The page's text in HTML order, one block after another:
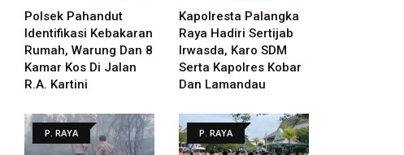
Polsek Pahandut
Identifikasi Kebakaran
Rumah, Warung Dan 8
Kamar Kos Di Jalan
R.A. Kartini
Kapolresta Palangka
Raya Hadiri Sertijab
Irwasda, Karo SDM
Serta Kapolres Kobar
Dan Lamandau
P. RAYA P. RAYA